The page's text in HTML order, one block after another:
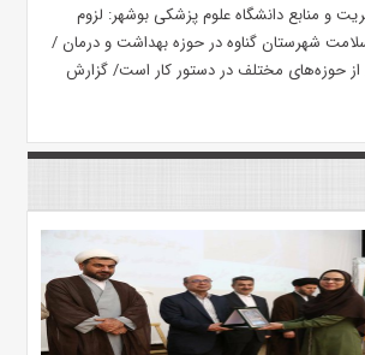
و منابع دانشگاه علوم پزشکی بوشهر: لزوم
شهرستان گناوه در حوزه بهداشت و درمان /
از حوزه‌های مختلف در دستور کار است/ گزارش